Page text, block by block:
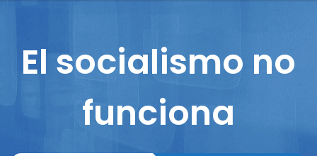
Reportajes
Columnistas
El socialismo no
funciona